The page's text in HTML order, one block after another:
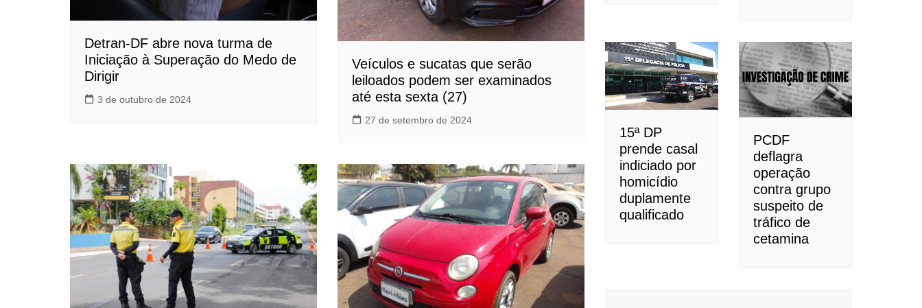
Detran-DF abre nova turma de
Iniciação à Superação do Medo de
Dirigir
3 de outubro de 2024
Veículos e sucatas que serão
leiloados podem ser examinados
até esta sexta (27)
27 de setembro de 2024
15ª DP
prende casal
indiciado por
homicídio
duplamente
qualificado
PCDF
deflagra
operação
contra grupo
suspeito de
tráfico de
cetamina